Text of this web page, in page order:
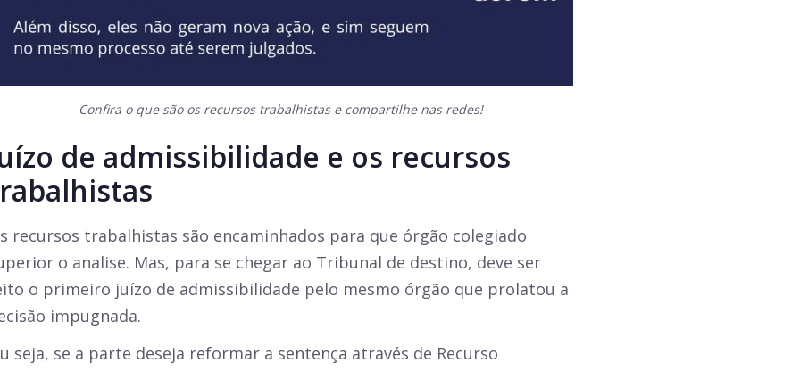
Confira o que são os recursos trabalhistas e compartilhe nas redes!
de admissibilidade e os recursos
recursos trabalhistas são encaminhados para que órgão colegiado
o analise. Mas, para se chegar ao Tribunal de destino, deve ser
o primeiro juízo de admissibilidade pelo mesmo órgão que prolatou a
impugnada.
seja, se a parte deseja reformar a sentença através de Recurso